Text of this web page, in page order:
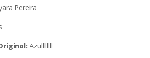
Pereira
Azullllllll